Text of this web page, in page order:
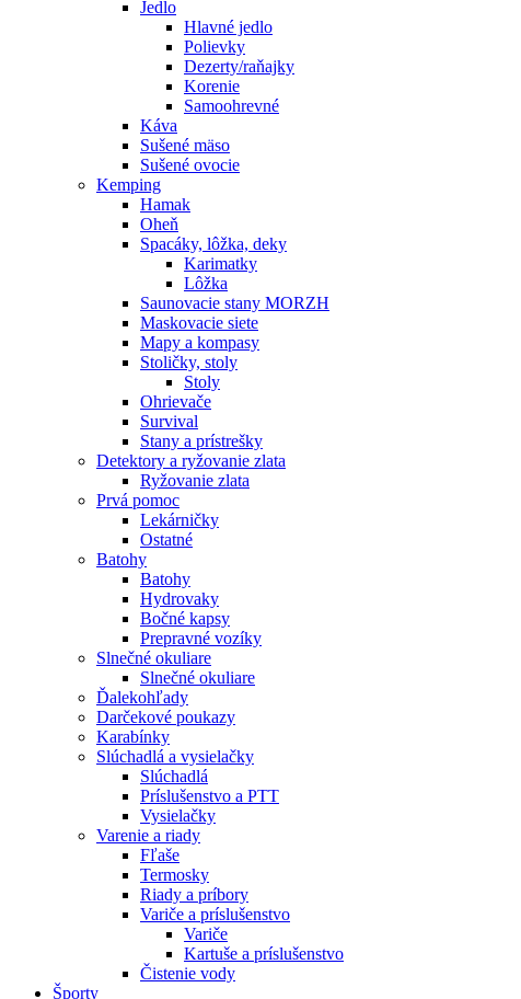
Jedlo
Hlavné jedlo
Polievky
Dezerty/raňajky
Korenie
Samoohrevné
Káva
Sušené mäso
Sušené ovocie
Kemping
Hamak
Oheň
Spacáky, lôžka, deky
Karimatky
Lôžka
Saunovacie stany MORZH
Maskovacie siete
Mapy a kompasy
Stoličky, stoly
Stoly
Ohrievače
Survival
Stany a prístrešky
Detektory a ryžovanie zlata
Ryžovanie zlata
Prvá pomoc
Lekárničky
Ostatné
Batohy
Batohy
Hydrovaky
Bočné kapsy
Prepravné vozíky
Slnečné okuliare
Slnečné okuliare
Ďalekohľady
Darčekové poukazy
Karabínky
Slúchadlá a vysielačky
Slúchadlá
Príslušenstvo a PTT
Vysielačky
Varenie a riady
Fľaše
Termosky
Riady a príbory
Variče a príslušenstvo
Variče
Kartuše a príslušenstvo
Čistenie vody
Športy